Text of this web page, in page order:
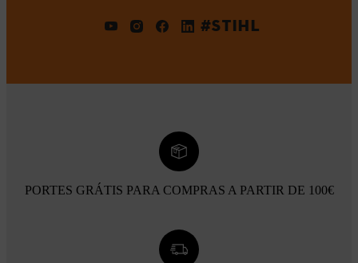
#STIHL
PORTES GRÁTIS PARA COMPRAS A PARTIR DE 100€